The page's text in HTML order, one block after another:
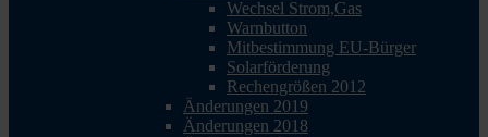
Wechsel Strom,Gas
Warnbutton
Mitbestimmung EU-Bürger
Solarförderung
Rechengrößen 2012
Änderungen 2019
Änderungen 2018